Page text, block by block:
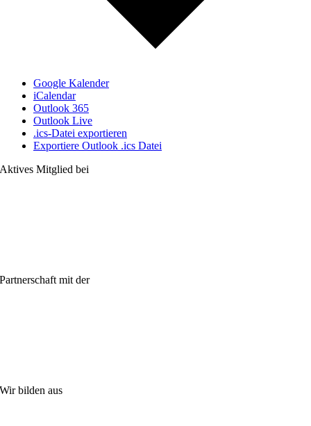
Google Kalender
iCalendar
Outlook 365
Outlook Live
.ics-Datei exportieren
Exportiere Outlook .ics Datei
Aktives Mitglied bei
Partnerschaft mit der
Wir bilden aus